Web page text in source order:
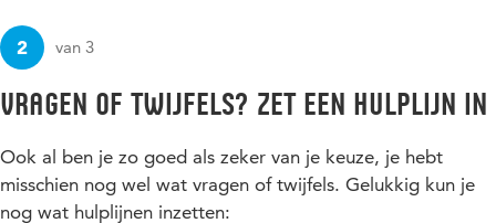
2 van 3
Vragen of twijfels? Zet een hulplijn in
Ook al ben je zo goed als zeker van je keuze, je hebt
misschien nog wel wat vragen of twijfels. Gelukkig kun je
nog wat hulplijnen inzetten: